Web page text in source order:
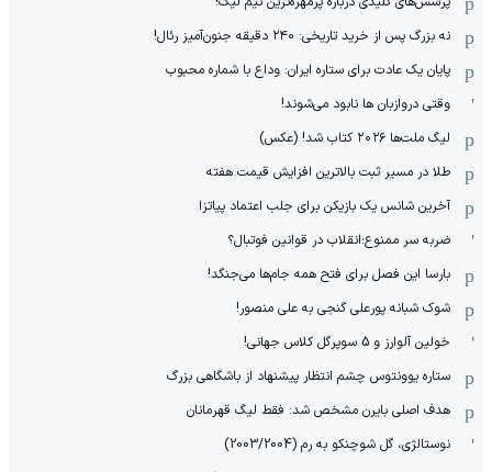
نه بزرگ پس از خرید تاریخی: ۲۴۰ دقیقه جنون‌آمیز رئال!
پایان یک عادت برای ستاره ایران: وداع با شماره محبوب
وقتی دروازبان ها نابود می‌شوند!
لیگ ملت‌ها ٢٠٢۶ کتاب شد! (عکس)
طلا در مسیر ثبت بالاترین افزایش قیمت هفته
آخرین شانس یک بازیکن برای جلب اعتماد پیاتزا
ضربه سر ممنوع؛انقلاب در قوانین فوتبال؟
بارسا این فصل برای فتح همه جام‌ها می‌جنگد!
شوک شبانه پورعلی گنجی به علی منصور!
خولین آلوارز و 5 سوپرگل کلاس جهانی!
ستاره یوونتوس چشم انتظار پیشنهاد از باشگاهی بزرگ
هدف اصلی بایرن مشخص شد: فقط لیگ قهرمانان
نوستالژی، گل شوچنکو به رم (2003/2004)